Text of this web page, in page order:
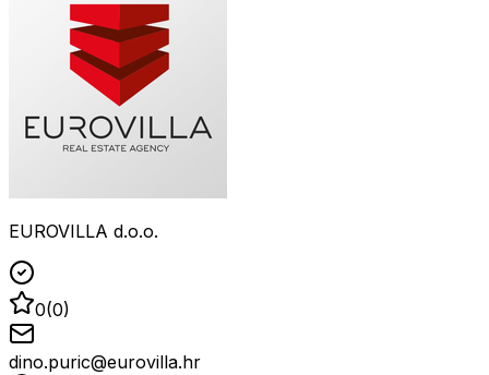
EUROVILLA d.o.o.
0(0)
dino.puric@eurovilla.hr